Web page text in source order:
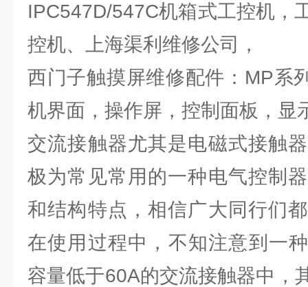
IPC547D/547C机箱式工控机，
控机、上海渠利维修公司，
西门子触摸屏维修配件：MP系
机界面，操作屏，控制面板，显
交流接触器尤其是电磁式接触
极为常见常用的一种电气控制
和结构特点，相信广大同行们
在使用过程中，不知注意到一
容量低于60A的交流接触器中，